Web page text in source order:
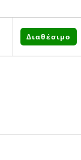
Διαθέσιμο